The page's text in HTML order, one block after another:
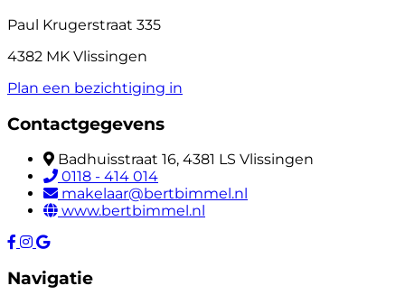
Paul Krugerstraat 335
4382 MK Vlissingen
Plan een bezichtiging in
Contactgegevens
Badhuisstraat 16, 4381 LS Vlissingen
0118 - 414 014
makelaar@bertbimmel.nl
www.bertbimmel.nl
Navigatie